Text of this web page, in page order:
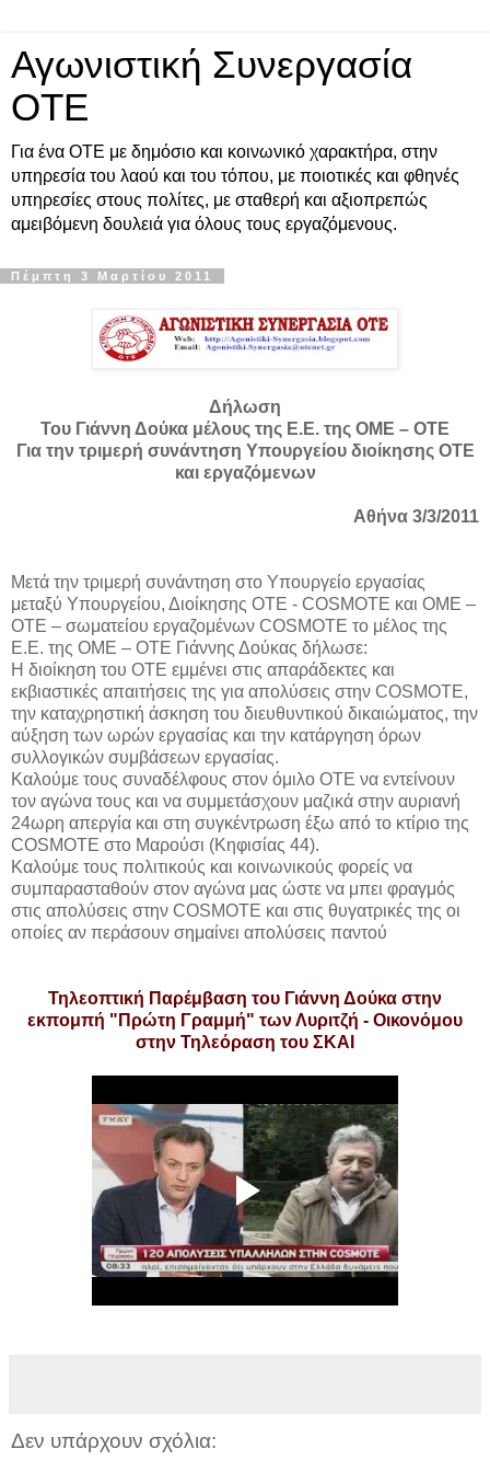
Αγωνιστική Συνεργασία
ΟΤΕ
Για ένα ΟΤΕ με δημόσιο και κοινωνικό χαρακτήρα, στην
υπηρεσία του λαού και του τόπου, με ποιοτικές και φθηνές
υπηρεσίες στους πολίτες, με σταθερή και αξιοπρεπώς
αμειβόμενη δουλειά για όλους τους εργαζόμενους.
Πέμπτη 3 Μαρτίου 2011
Δήλωση
Του Γιάννη Δούκα μέλους της Ε.Ε. της ΟΜΕ – ΟΤΕ
Για την τριμερή συνάντηση Υπουργείου διοίκησης ΟΤΕ
και εργαζόμενων
Αθήνα 3/3/2011
Μετά την τριμερή συνάντηση στο Υπουργείο εργασίας
μεταξύ Υπουργείου, Διοίκησης ΟΤΕ - COSMOTE και ΟΜΕ –
ΟΤΕ – σωματείου εργαζομένων COSMOTE το μέλος της
Ε.Ε. της ΟΜΕ – ΟΤΕ Γιάννης Δούκας δήλωσε:
Η διοίκηση του ΟΤΕ εμμένει στις απαράδεκτες και
εκβιαστικές απαιτήσεις της για απολύσεις στην COSMOTE,
την καταχρηστική άσκηση του διευθυντικού δικαιώματος, την
αύξηση των ωρών εργασίας και την κατάργηση όρων
συλλογικών συμβάσεων εργασίας.
Καλούμε τους συναδέλφους στον όμιλο ΟΤΕ να εντείνουν
τον αγώνα τους και να συμμετάσχουν μαζικά στην αυριανή
24ωρη απεργία και στη συγκέντρωση έξω από το κτίριο της
COSMOTE στο Μαρούσι (Κηφισίας 44).
Καλούμε τους πολιτικούς και κοινωνικούς φορείς να
συμπαρασταθούν στον αγώνα μας ώστε να μπει φραγμός
στις απολύσεις στην COSMOTE και στις θυγατρικές της οι
οποίες αν περάσουν σημαίνει απολύσεις παντού
Τηλεοπτική Παρέμβαση του Γιάννη Δούκα στην
εκπομπή "Πρώτη Γραμμή" των Λυριτζή - Οικονόμου
στην Τηλεόραση του ΣΚΑΙ
Δεν υπάρχουν σχόλια: